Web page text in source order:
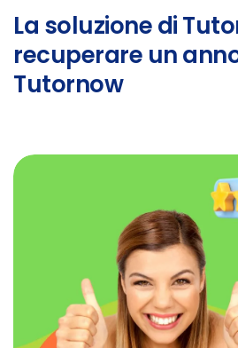
La soluzione di
recuperare un
Tutornow